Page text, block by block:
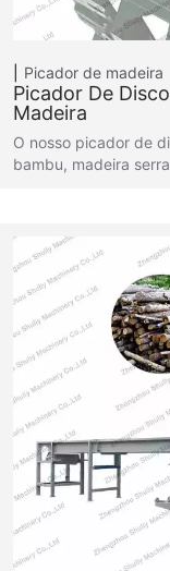
Picador de madeira
Picador De
Madeira
O nosso picador de
bambu, madeira